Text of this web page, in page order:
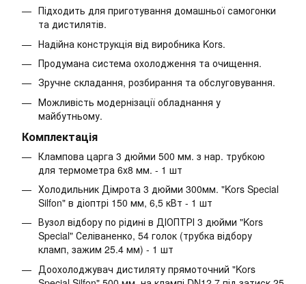
Підходить для приготування домашньої самогонки
та дистилятів.
Надійна конструкція від виробника Kors.
Продумана система охолодження та очищення.
Зручне складання, розбирання та обслуговування.
Можливість модернізації обладнання у
майбутньому.
Комплектація
Клампова царга 3 дюйми 500 мм. з нар. трубкою
для термометра 6х8 мм. - 1 шт
Холодильник Дімрота 3 дюйми 300мм. "Kors Special
Silfon" в діоптрі 150 мм, 6,5 кВт - 1 шт
Вузол відбору по рідині в ДІОПТРІ 3 дюйми "Kors
Special" Селіваненко, 54 голок (трубка відбору
кламп, зажим 25.4 мм) - 1 шт
Доохолоджувач дистиляту прямоточний "Kors